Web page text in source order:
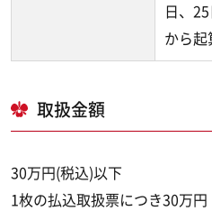
日、
から
取扱金額
30万円(税込)以下
1枚の払込取扱票につき30万